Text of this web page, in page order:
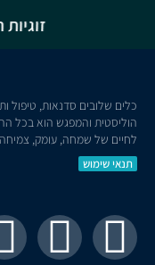
זוגיות היא
כלים שלובים סדנאות, טיפול
הוליסטית והמפגש הוא בכל
לחיים של שמחה, עומק,
תנאי שימוש